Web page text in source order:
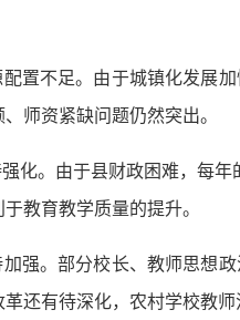
置不足。由于城镇化发展
师资紧缺问题仍然突出。
化。由于县财政困难，每
教育教学质量的提升。
强。部分校长、教师思想
还有待深化，农村学校教